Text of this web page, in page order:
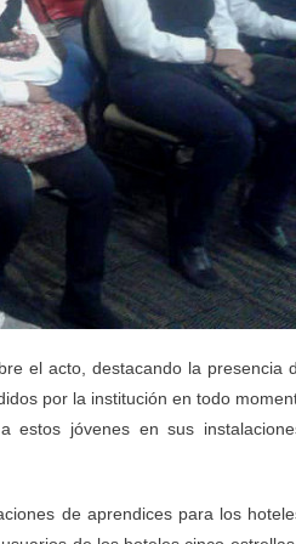
el acto, destacando la presencia
por la institución en todo
jóvenes en sus
de aprendices para los